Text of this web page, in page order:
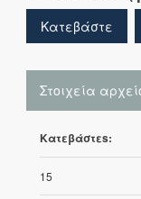
Κατεβάστε
Στοιχεία
Κατεβάστεs:
15